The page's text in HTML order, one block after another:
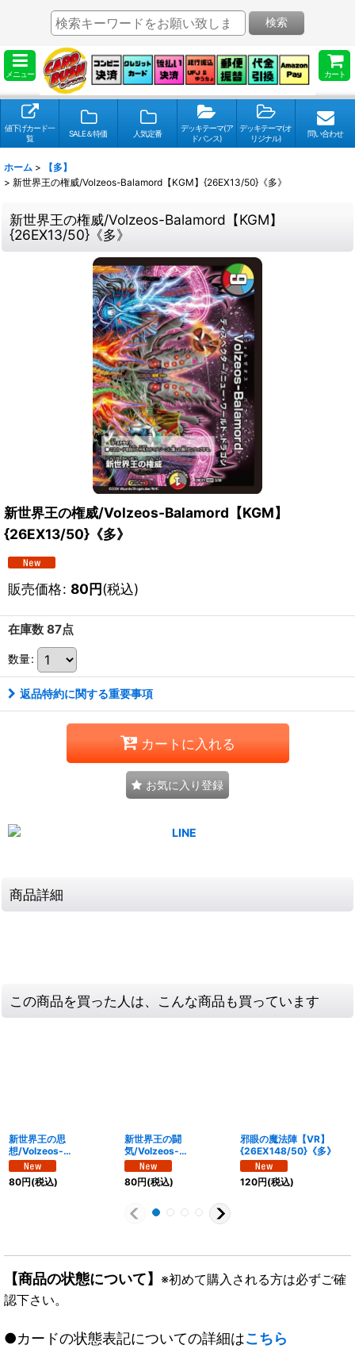
メニュー カート
検索
値下げカード一
覧
SALE＆特価 人気定番
デッキテーマ(ア
ドバンス)
デッキテーマ(オ
リジナル)
問い合わせ
ホーム >
【多】
> 新世界王の権威/Volzeos-Balamord【KGM】{26EX13/50}《多》
新世界王の権威/Volzeos-Balamord【KGM】
{26EX13/50}《多》
新世界王の権威/Volzeos-Balamord【KGM】
{26EX13/50}《多》
販売価格: 80円(税込)
在庫数 87点
数量:
返品特約に関する重要事項
カートに入れる
お気に入り登録
商品詳細
この商品を買った人は、こんな商品も買っています
新世界王の思
想/Volzeos-
Balamord【KGM】
{26EX14/50}《多》
80円(税込)
新世界王の闘
気/Volzeos-
Balamord【KGM】
{26EX15/50}《多》
80円(税込)
邪眼の魔法陣【VR】
{26EX148/50}《多》
120円(税込)
【商品の状態について】 ※初めて購入される方は必ずご確
認下さい。
●カードの状態表記についての詳細はこちら